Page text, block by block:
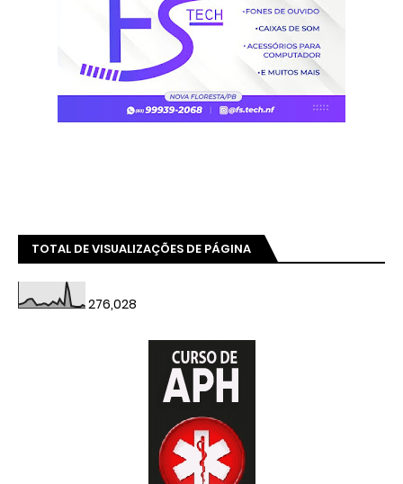
TOTAL DE VISUALIZAÇÕES DE PÁGINA
276,028